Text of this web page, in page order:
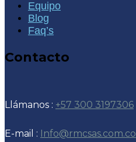
Equipo
Blog
Faq’s
Contacto
Llámanos : +57 300 3197306
E-mail : Info@rmcsas.com.co